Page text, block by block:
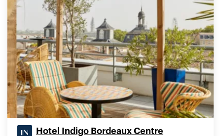
Hotel Indigo Bordeaux Centre